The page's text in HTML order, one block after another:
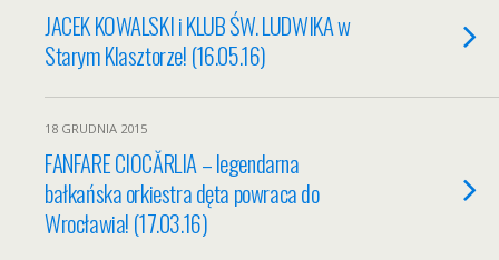
JACEK KOWALSKI i KLUB ŚW. LUDWIKA w
Starym Klasztorze! (16.05.16)
18 GRUDNIA 2015
FANFARE CIOCĂRLIA – legendarna
bałkańska orkiestra dęta powraca do
Wrocławia! (17.03.16)